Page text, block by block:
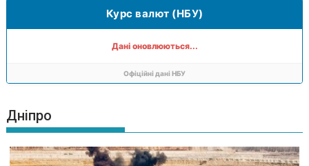
Курс валют (НБУ)
Дані оновлюються...
Офіційні дані НБУ
Дніпро